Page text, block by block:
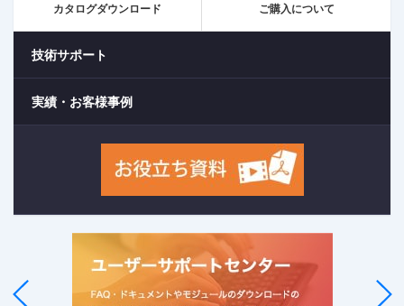
カタログダウンロード ご購入について
技術サポート
実績・お客様事例